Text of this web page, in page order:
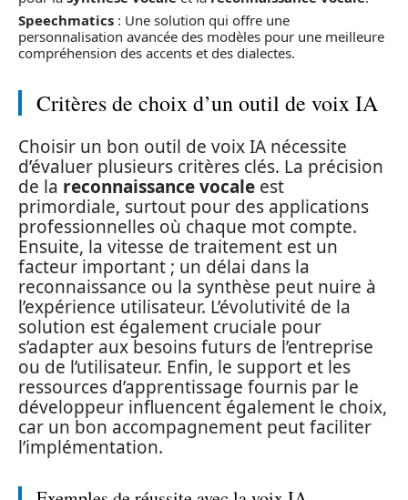
Speechmatics : Une solution qui offre une
personnalisation avancée des modèles pour une meilleure
compréhension des accents et des dialectes.
Critères de choix d’un outil de voix IA
Choisir un bon outil de voix IA nécessite
d’évaluer plusieurs critères clés. La précision
de la reconnaissance vocale est
primordiale, surtout pour des applications
professionnelles où chaque mot compte.
Ensuite, la vitesse de traitement est un
facteur important ; un délai dans la
reconnaissance ou la synthèse peut nuire à
l’expérience utilisateur. L’évolutivité de la
solution est également cruciale pour
s’adapter aux besoins futurs de l’entreprise
ou de l’utilisateur. Enfin, le support et les
ressources d’apprentissage fournis par le
développeur influencent également le choix,
car un bon accompagnement peut faciliter
l’implémentation.